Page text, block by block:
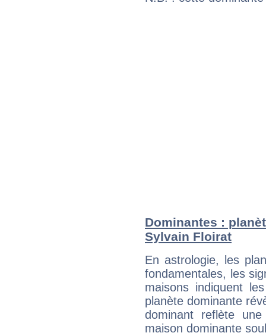
Dominantes :
Sylvain Floirat
En astrologie, les
fondamentales, les
maisons indiquent
planète dominante
dominant reflète
maison dominante